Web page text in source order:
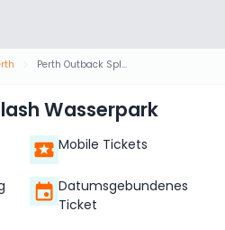
Perth Outback Splash Wasserpark
Wasserpark
Mobile Tickets
Datumsgebundenes
Ticket